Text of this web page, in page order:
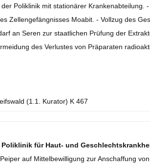
Poliklinik mit stationärer Krankenabteilung.
Zellengefängnisses Moabit. - Vollzug des
an Seren zur staatlichen Prüfung der
des Verlustes von Präparaten
(1.1. Kurator) K 467
für Haut- und
auf Mittelbewilligung zur Anschaffung